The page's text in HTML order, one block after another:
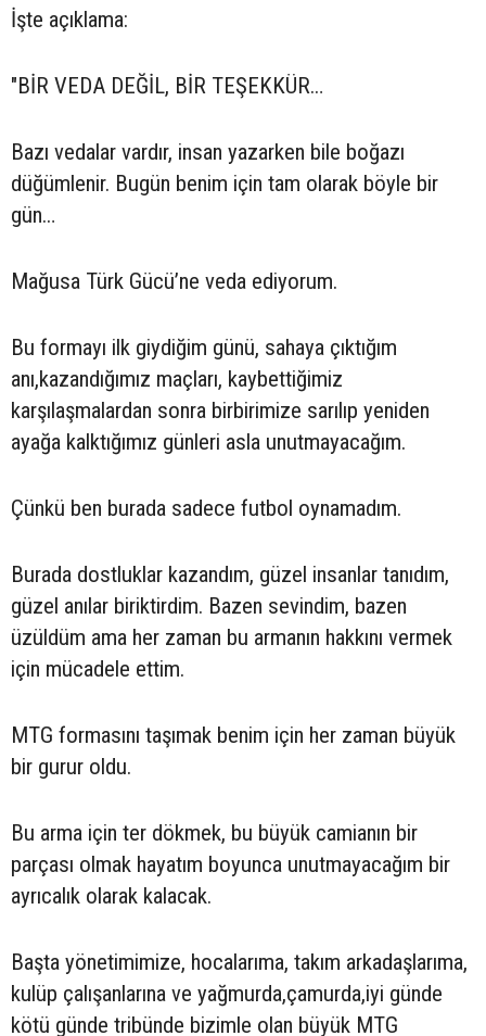
İşte açıklama:
"BİR VEDA DEĞİL, BİR TEŞEKKÜR…
Bazı vedalar vardır, insan yazarken bile boğazı
düğümlenir. Bugün benim için tam olarak böyle bir
gün…
Mağusa Türk Gücü’ne veda ediyorum.
Bu formayı ilk giydiğim günü, sahaya çıktığım
anı,kazandığımız maçları, kaybettiğimiz
karşılaşmalardan sonra birbirimize sarılıp yeniden
ayağa kalktığımız günleri asla unutmayacağım.
Çünkü ben burada sadece futbol oynamadım.
Burada dostluklar kazandım, güzel insanlar tanıdım,
güzel anılar biriktirdim. Bazen sevindim, bazen
üzüldüm ama her zaman bu armanın hakkını vermek
için mücadele ettim.
MTG formasını taşımak benim için her zaman büyük
bir gurur oldu.
Bu arma için ter dökmek, bu büyük camianın bir
parçası olmak hayatım boyunca unutmayacağım bir
ayrıcalık olarak kalacak.
Başta yönetimimize, hocalarıma, takım arkadaşlarıma,
kulüp çalışanlarına ve yağmurda,çamurda,iyi günde
kötü günde tribünde bizimle olan büyük MTG